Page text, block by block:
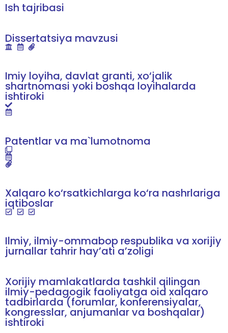
Ish tajribasi
Dissertatsiya mavzusi
Imiy loyiha, davlat granti, xo‘jalik
shartnomasi yoki boshqa loyihalarda
ishtiroki
Patentlar va ma`lumotnoma
Xalqaro ko‘rsatkichlarga ko‘ra nashrlariga
iqtiboslar
Ilmiy, ilmiy-ommabop respublika va xorijiy
jurnallar tahrir hay’ati a’zoligi
Xorijiy mamlakatlarda tashkil qilingan
ilmiy-pedagogik faoliyatga oid xalqaro
tadbirlarda (forumlar, konferensiyalar,
kongresslar, anjumanlar va boshqalar)
ishtiroki